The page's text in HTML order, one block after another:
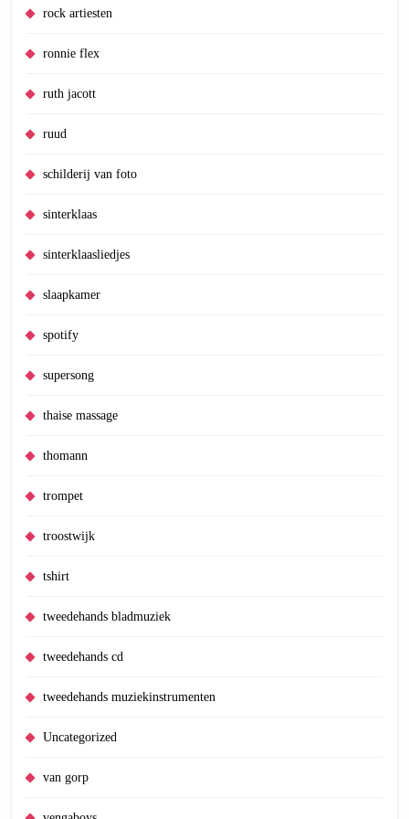
rock artiesten
ronnie flex
ruth jacott
ruud
schilderij van foto
sinterklaas
sinterklaasliedjes
slaapkamer
spotify
supersong
thaise massage
thomann
trompet
troostwijk
tshirt
tweedehands bladmuziek
tweedehands cd
tweedehands muziekinstrumenten
Uncategorized
van gorp